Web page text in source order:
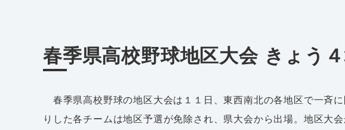
春季県高校野球地区大会 きょう
春季県高校野球の地区大会は１１日、東西南北の各地区で一斉
りした各チームは地区予選が免除され、県大会から出場。地区大